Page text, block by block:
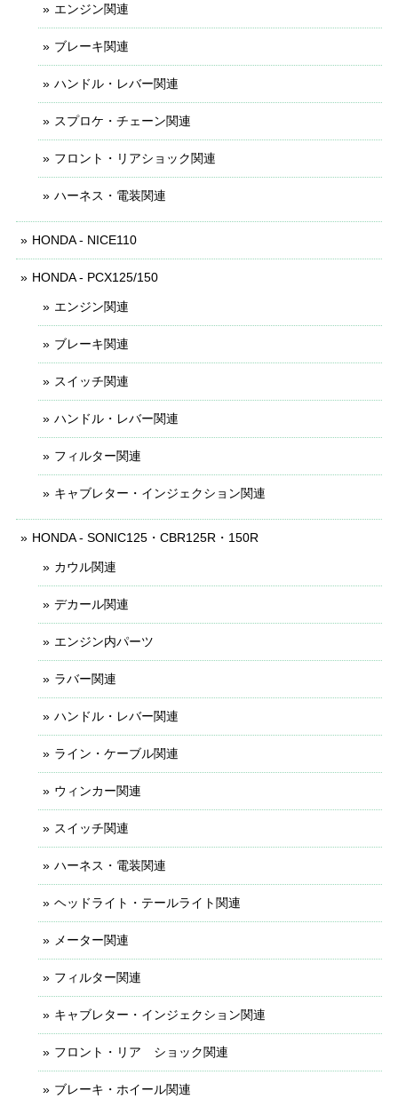
エンジン関連
ブレーキ関連
ハンドル・レバー関連
スプロケ・チェーン関連
フロント・リアショック関連
ハーネス・電装関連
HONDA - NICE110
HONDA - PCX125/150
エンジン関連
ブレーキ関連
スイッチ関連
ハンドル・レバー関連
フィルター関連
キャブレター・インジェクション関連
HONDA - SONIC125・CBR125R・150R
カウル関連
デカール関連
エンジン内パーツ
ラバー関連
ハンドル・レバー関連
ライン・ケーブル関連
ウィンカー関連
スイッチ関連
ハーネス・電装関連
ヘッドライト・テールライト関連
メーター関連
フィルター関連
キャブレター・インジェクション関連
フロント・リア ショック関連
ブレーキ・ホイール関連